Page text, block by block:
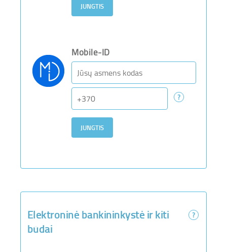
Mobile-ID
Asmens kodas
Elektroninė bankininkystė ir kiti
būdai